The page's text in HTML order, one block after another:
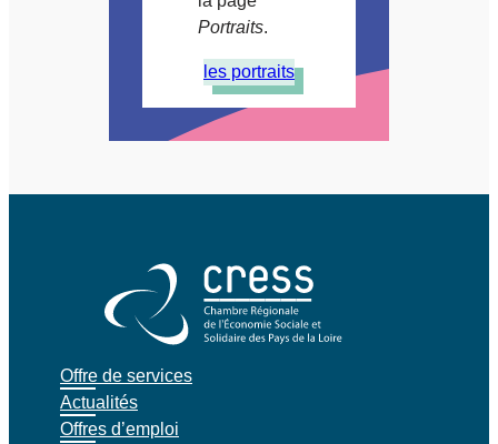
Portraits.
les portraits
Offre de services
Actualités
Offres d’emploi